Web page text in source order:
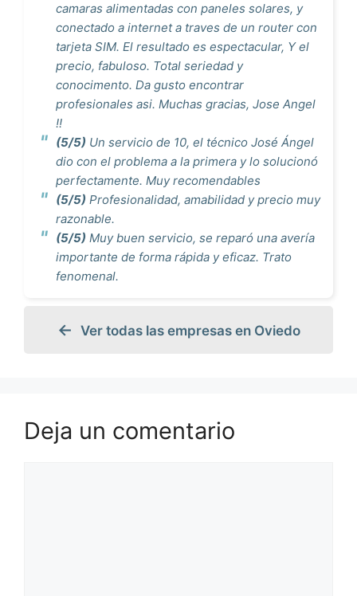
camaras alimentadas con paneles solares, y
conectado a internet a traves de un router con
tarjeta SIM. El resultado es espectacular, Y el
precio, fabuloso. Total seriedad y
conocimento. Da gusto encontrar
profesionales asi. Muchas gracias, Jose Angel
!!
(5/5) Un servicio de 10, el técnico José Ángel
dio con el problema a la primera y lo solucionó
perfectamente. Muy recomendables
(5/5) Profesionalidad, amabilidad y precio muy
razonable.
(5/5) Muy buen servicio, se reparó una avería
importante de forma rápida y eficaz. Trato
fenomenal.
Ver todas las empresas en Oviedo
Deja un comentario